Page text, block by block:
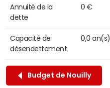
Annuité de la
dette
0 €
Capacité de
désendettement
0,0 an(s)
Budget de Nouilly